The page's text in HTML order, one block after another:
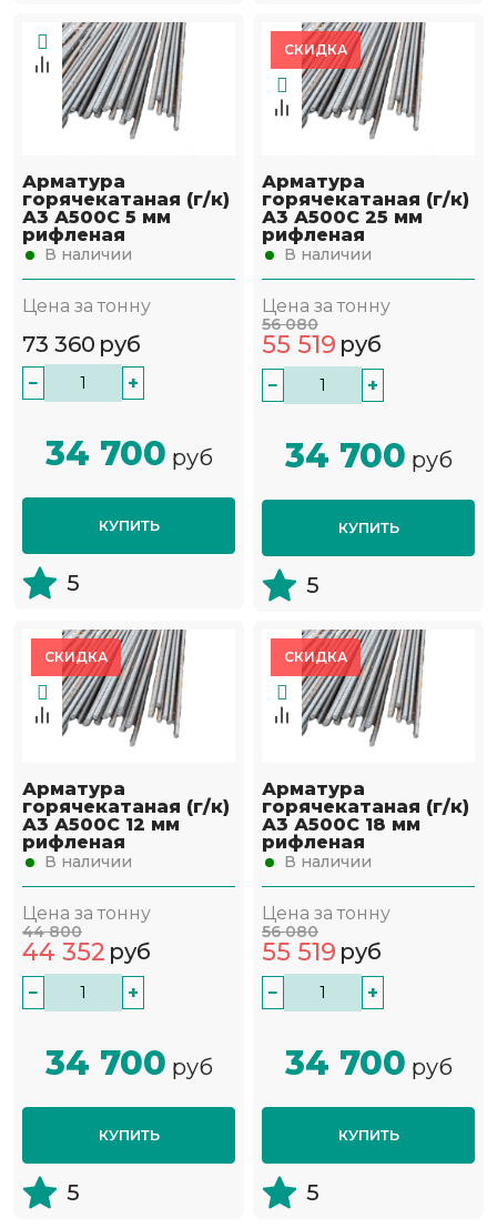
Арматура
горячекатаная (г/к)
А3 А500С 5 мм
рифленая
В наличии
Цена за тонну
73 360 руб
− +
34 700 руб
КУПИТЬ
5
СКИДКА
Арматура
горячекатаная (г/к)
А3 А500С 25 мм
рифленая
В наличии
Цена за тонну
56 080
55 519 руб
− +
34 700 руб
КУПИТЬ
5
СКИДКА
Арматура
горячекатаная (г/к)
А3 А500С 12 мм
рифленая
В наличии
Цена за тонну
44 800
44 352 руб
− +
34 700 руб
КУПИТЬ
5
СКИДКА
Арматура
горячекатаная (г/к)
А3 А500С 18 мм
рифленая
В наличии
Цена за тонну
56 080
55 519 руб
− +
34 700 руб
КУПИТЬ
5